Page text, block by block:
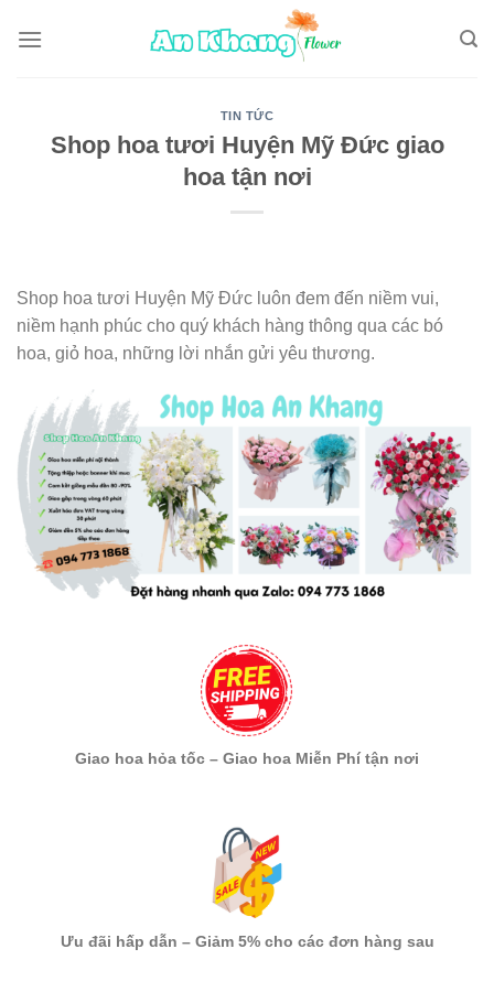
TIN TỨC
Shop hoa tươi Huyện Mỹ Đức giao
hoa tận nơi
Shop hoa tươi Huyện Mỹ Đức luôn đem đến niềm vui,
niềm hạnh phúc cho quý khách hàng thông qua các bó
hoa, giỏ hoa, những lời nhắn gửi yêu thương.
Giao hoa hỏa tốc – Giao hoa Miễn Phí tận nơi
Ưu đãi hấp dẫn – Giảm 5% cho các đơn hàng sau